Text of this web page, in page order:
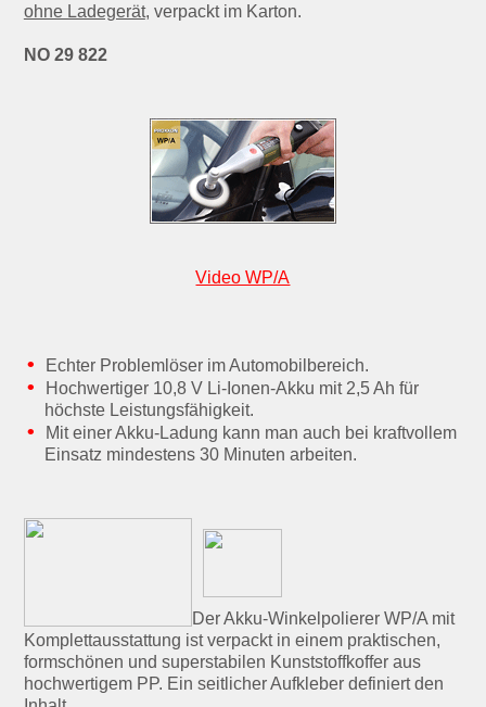
ohne Ladegerät, verpackt im Karton.
NO 29 822
Video WP/A
Echter Problemlöser im Automobilbereich.
Hochwertiger 10,8 V Li-Ionen-Akku mit 2,5 Ah für
höchste Leistungsfähigkeit.
Mit einer Akku-Ladung kann man auch bei kraftvollem
Einsatz mindestens 30 Minuten arbeiten.
Der Akku-Winkelpolierer WP/A mit
Komplettausstattung ist verpackt in einem praktischen,
formschönen und superstabilen Kunststoffkoffer aus
hochwertigem PP. Ein seitlicher Aufkleber definiert den